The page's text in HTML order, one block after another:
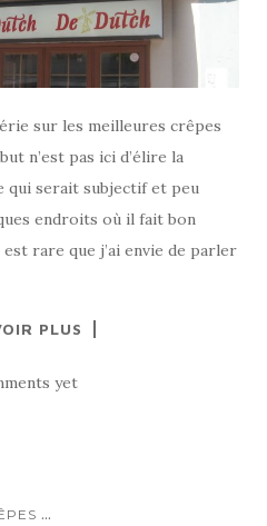
sur les meilleures crêpes
n’est pas ici d’élire la
qui serait subjectif et peu
endroits où il fait bon
rare que j’ai envie de parler
PLUS
yet
...